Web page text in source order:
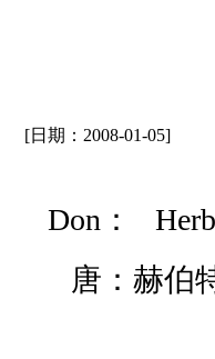
[日期：2008-01-05]
Don： Herb
唐：赫伯特